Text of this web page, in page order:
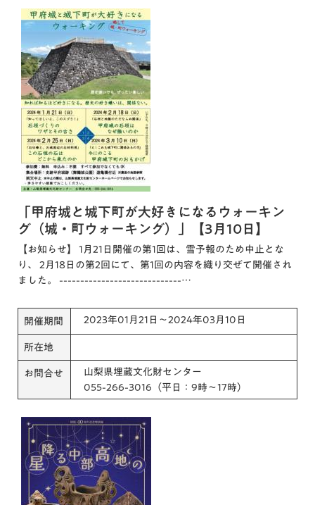
「甲府城と城下町が大好きになるウォーキン
グ（城・町ウォーキング）」【3月10日】
【お知らせ】 1月21日開催の第1回は、雪予報のため中止とな
り、 2月18日の第2回にて、第1回の内容を織り交ぜて開催され
ました。 -----------------------------…
開催期間 2023年01月21日～2024年03月10日
所在地
お問合せ
山梨県埋蔵文化財センター
055-266-3016（平日：9時～17時）